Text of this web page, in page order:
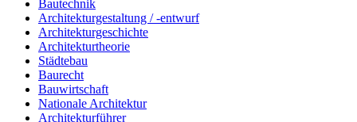
Bautechnik
Architekturgestaltung / -entwurf
Architekturgeschichte
Architekturtheorie
Städtebau
Baurecht
Bauwirtschaft
Nationale Architektur
Architekturführer